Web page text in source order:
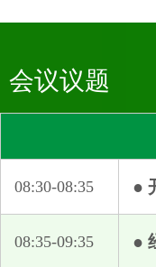
会议议题
08:30-08:35 ●
08:35-09:35 ●
诺
山东圣普特